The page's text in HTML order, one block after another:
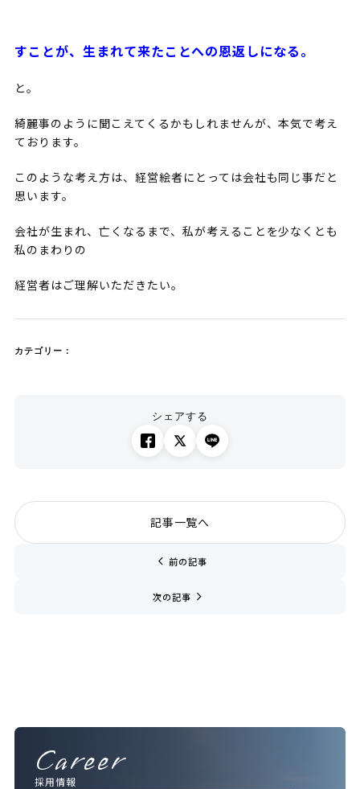
すことが、生まれて来たことへの恩返しになる。
と。
綺麗事のように聞こえてくるかもしれませんが、本気で考え
ております。
このような考え方は、経営絵者にとっては会社も同じ事だと
思います。
会社が生まれ、亡くなるまで、私が考えることを少なくとも
私のまわりの
経営者はご理解いただきたい。
カテゴリー：
シェアする
chevron_left 前の記事
記事一覧へ
次の記事 navigate_next
Career
採用情報